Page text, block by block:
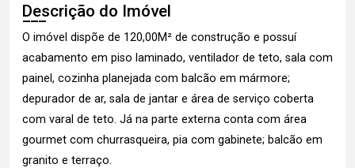
Descrição do Imóvel
O imóvel dispõe de 120,00M² de construção e possuí
acabamento em piso laminado, ventilador de teto, sala com
painel, cozinha planejada com balcão em mármore;
depurador de ar, sala de jantar e área de serviço coberta
com varal de teto. Já na parte externa conta com área
gourmet com churrasqueira, pia com gabinete; balcão em
granito e terraço.